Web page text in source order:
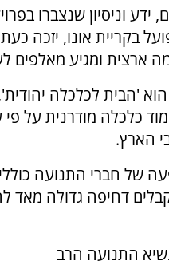
ידע וניסיון שנצברו
בקריית אונו, יזכה
ארצית ומגיע מאלפים
'הבית לכלכלה
כלכלה מודרנית על
הארץ.
של חברי התנועה
דחיפה גדולה מאד
התנועה הרב